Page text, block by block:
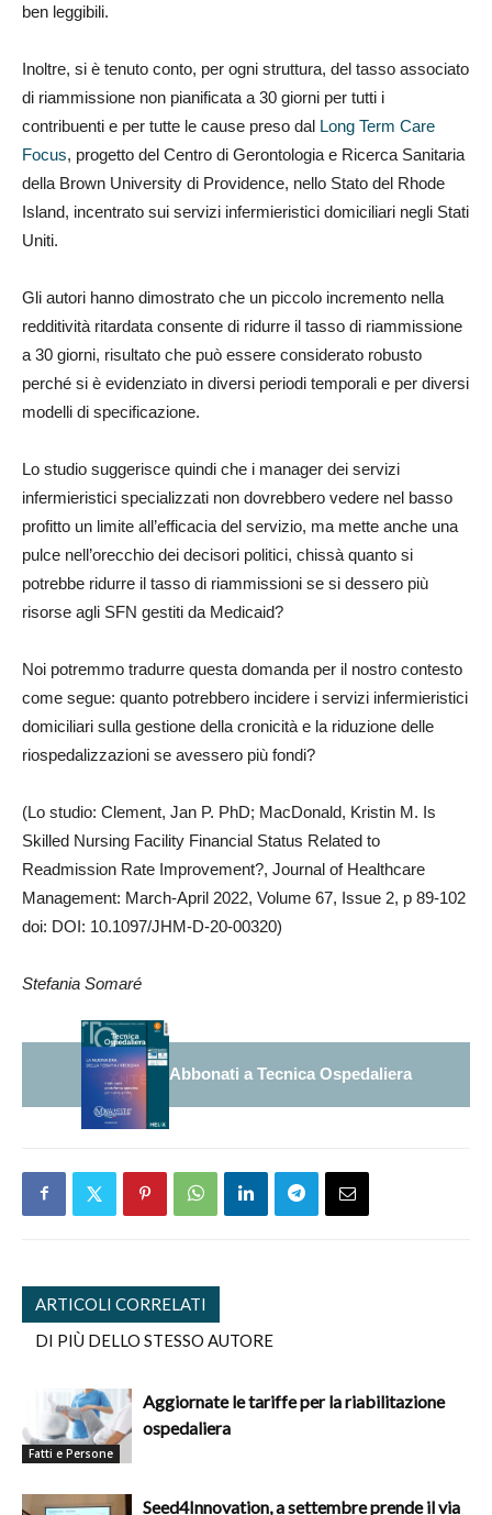
ben leggibili.
Inoltre, si è tenuto conto, per ogni struttura, del tasso associato
di riammissione non pianificata a 30 giorni per tutti i
contribuenti e per tutte le cause preso dal Long Term Care
Focus, progetto del Centro di Gerontologia e Ricerca Sanitaria
della Brown University di Providence, nello Stato del Rhode
Island, incentrato sui servizi infermieristici domiciliari negli Stati
Uniti.
Gli autori hanno dimostrato che un piccolo incremento nella
redditività ritardata consente di ridurre il tasso di riammissione
a 30 giorni, risultato che può essere considerato robusto
perché si è evidenziato in diversi periodi temporali e per diversi
modelli di specificazione.
Lo studio suggerisce quindi che i manager dei servizi
infermieristici specializzati non dovrebbero vedere nel basso
profitto un limite all’efficacia del servizio, ma mette anche una
pulce nell’orecchio dei decisori politici, chissà quanto si
potrebbe ridurre il tasso di riammissioni se si dessero più
risorse agli SFN gestiti da Medicaid?
Noi potremmo tradurre questa domanda per il nostro contesto
come segue: quanto potrebbero incidere i servizi infermieristici
domiciliari sulla gestione della cronicità e la riduzione delle
riospedalizzazioni se avessero più fondi?
(Lo studio: Clement, Jan P. PhD; MacDonald, Kristin M. Is
Skilled Nursing Facility Financial Status Related to
Readmission Rate Improvement?, Journal of Healthcare
Management: March-April 2022, Volume 67, Issue 2, p 89-102
doi: DOI: 10.1097/JHM-D-20-00320)
Stefania Somaré
Abbonati a Tecnica Ospedaliera
ARTICOLI CORRELATI
DI PIÙ DELLO STESSO AUTORE
Fatti e Persone
Aggiornate le tariffe per la riabilitazione
ospedaliera
Seed4Innovation, a settembre prende il via